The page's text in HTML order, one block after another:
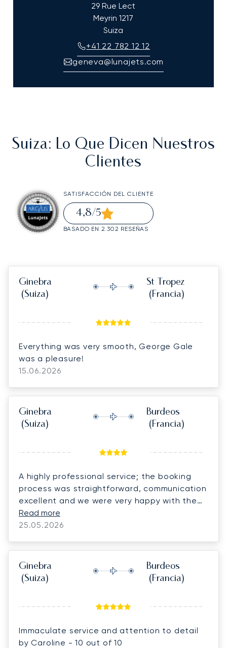
29 Rue Lect
Meyrin 1217
Suiza
+41 22 782 12 12
geneva@lunajets.com
Suiza: Lo Que Dicen Nuestros
Clientes
SATISFACCIÓN DEL CLIENTE
4,8/5
BASADO EN 2.302 RESEÑAS
Ginebra
(Suiza)
St Tropez
(Francia)
Everything was very smooth, George Gale
was a pleasure!
15.06.2026
Ginebra
(Suiza)
Burdeos
(Francia)
A highly professional service; the booking
process was straightforward, communication
excellent and we were very happy with the
flight itself.
Read more
25.05.2026
Ginebra
(Suiza)
Burdeos
(Francia)
Immaculate service and attention to detail
by Caroline - 10 out of 10